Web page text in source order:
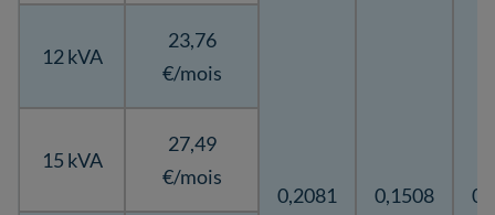
0,2081
0,1508
12 kVA
23,76
€/mois
15 kVA
27,49
€/mois